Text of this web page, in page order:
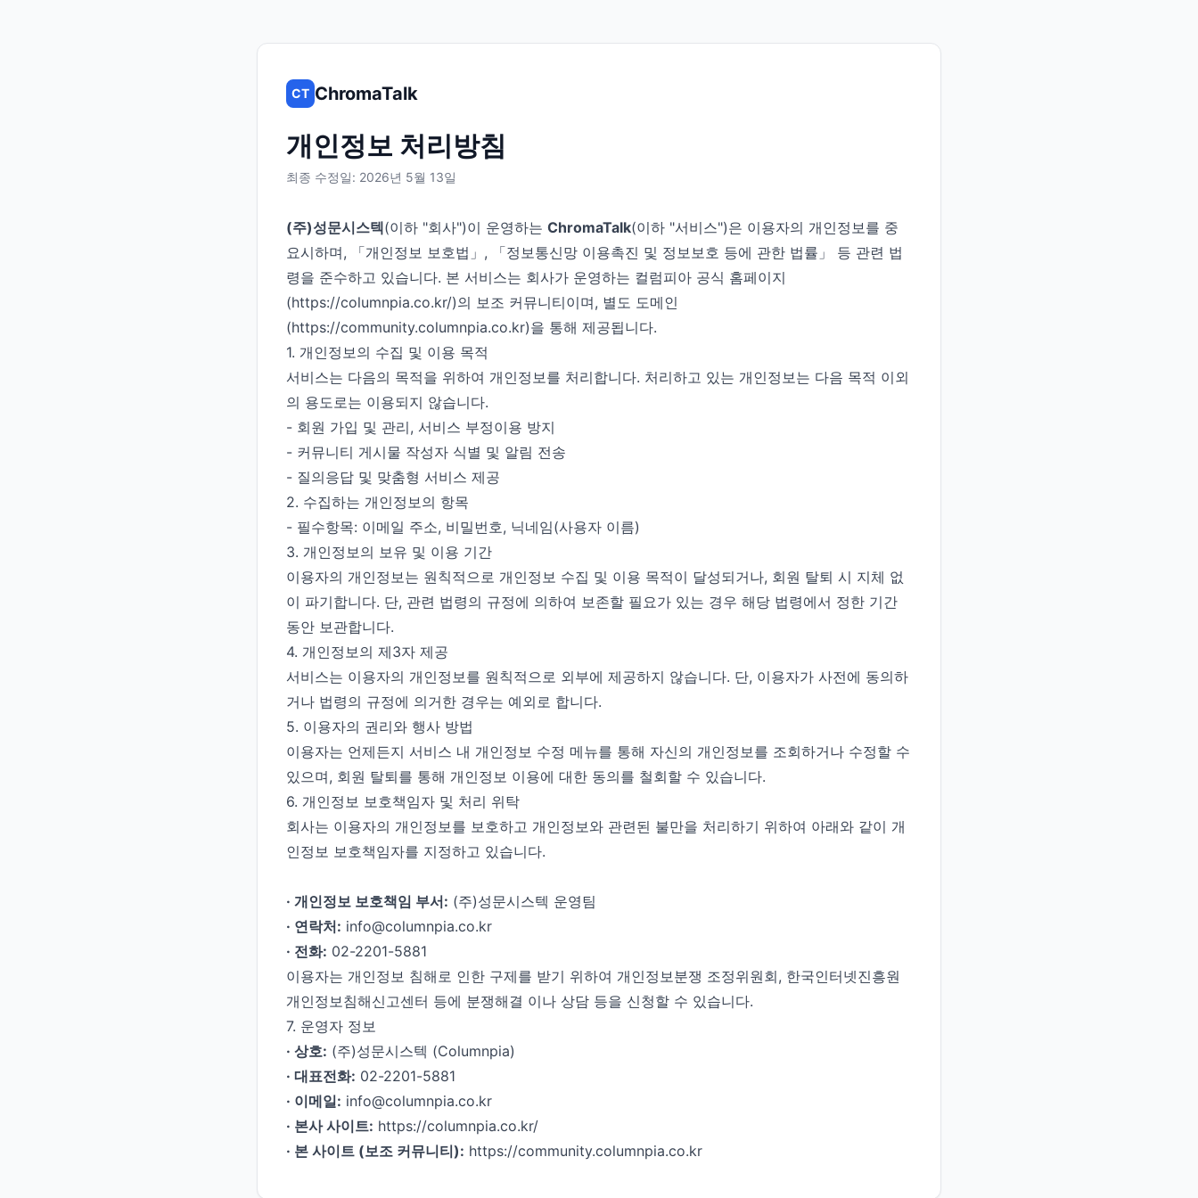
CT ChromaTalk
개인정보 처리방침
최종 수정일: 2026년 5월 13일
(주)성문시스텍(이하 "회사")이 운영하는 ChromaTalk(이하 "서비스")은 이용자의 개인정보를 중
요시하며, 「개인정보 보호법」, 「정보통신망 이용촉진 및 정보보호 등에 관한 법률」 등 관련 법
령을 준수하고 있습니다. 본 서비스는 회사가 운영하는 컬럼피아 공식 홈페이지
(https://columnpia.co.kr/)의 보조 커뮤니티이며, 별도 도메인
(https://community.columnpia.co.kr)을 통해 제공됩니다.
1. 개인정보의 수집 및 이용 목적
서비스는 다음의 목적을 위하여 개인정보를 처리합니다. 처리하고 있는 개인정보는 다음 목적 이외
의 용도로는 이용되지 않습니다.
- 회원 가입 및 관리, 서비스 부정이용 방지
- 커뮤니티 게시물 작성자 식별 및 알림 전송
- 질의응답 및 맞춤형 서비스 제공
2. 수집하는 개인정보의 항목
- 필수항목: 이메일 주소, 비밀번호, 닉네임(사용자 이름)
3. 개인정보의 보유 및 이용 기간
이용자의 개인정보는 원칙적으로 개인정보 수집 및 이용 목적이 달성되거나, 회원 탈퇴 시 지체 없
이 파기합니다. 단, 관련 법령의 규정에 의하여 보존할 필요가 있는 경우 해당 법령에서 정한 기간
동안 보관합니다.
4. 개인정보의 제3자 제공
서비스는 이용자의 개인정보를 원칙적으로 외부에 제공하지 않습니다. 단, 이용자가 사전에 동의하
거나 법령의 규정에 의거한 경우는 예외로 합니다.
5. 이용자의 권리와 행사 방법
이용자는 언제든지 서비스 내 개인정보 수정 메뉴를 통해 자신의 개인정보를 조회하거나 수정할 수
있으며, 회원 탈퇴를 통해 개인정보 이용에 대한 동의를 철회할 수 있습니다.
6. 개인정보 보호책임자 및 처리 위탁
회사는 이용자의 개인정보를 보호하고 개인정보와 관련된 불만을 처리하기 위하여 아래와 같이 개
인정보 보호책임자를 지정하고 있습니다.
· 개인정보 보호책임 부서: (주)성문시스텍 운영팀
· 연락처: info@columnpia.co.kr
· 전화: 02-2201-5881
이용자는 개인정보 침해로 인한 구제를 받기 위하여 개인정보분쟁 조정위원회, 한국인터넷진흥원
개인정보침해신고센터 등에 분쟁해결 이나 상담 등을 신청할 수 있습니다.
7. 운영자 정보
· 상호: (주)성문시스텍 (Columnpia)
· 대표전화: 02-2201-5881
· 이메일: info@columnpia.co.kr
· 본사 사이트: https://columnpia.co.kr/
· 본 사이트 (보조 커뮤니티): https://community.columnpia.co.kr